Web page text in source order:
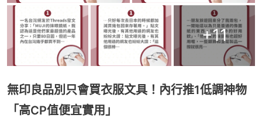
+11
無印良品別只會買衣服文具！內行推1低調神物
「高CP值便宜實用」